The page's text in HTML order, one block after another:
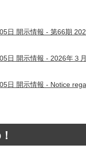
日 開示情報 - 第66期
日 開示情報 - 2026年３
日 開示情報 - Notice